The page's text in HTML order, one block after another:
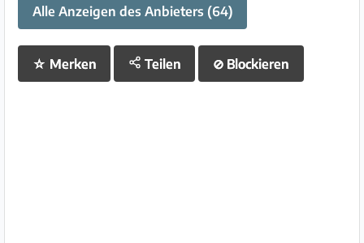
Alle Anzeigen des Anbieters (64)
☆ Merken Teilen ⊘ Blockieren